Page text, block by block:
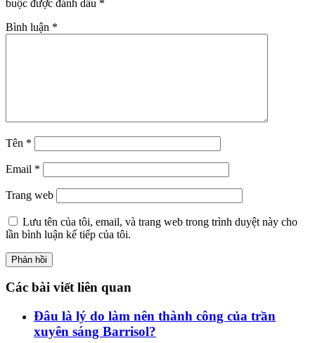
buộc được đánh dấu *
Bình luận *
Tên *
Email *
Trang web
Lưu tên của tôi, email, và trang web trong trình duyệt này cho
lần bình luận kế tiếp của tôi.
Các bài viết liên quan
Đâu là lý do làm nên thành công của trần
xuyên sáng Barrisol?